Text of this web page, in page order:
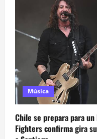
Música
Chile se prepara para
Fighters confirma gira